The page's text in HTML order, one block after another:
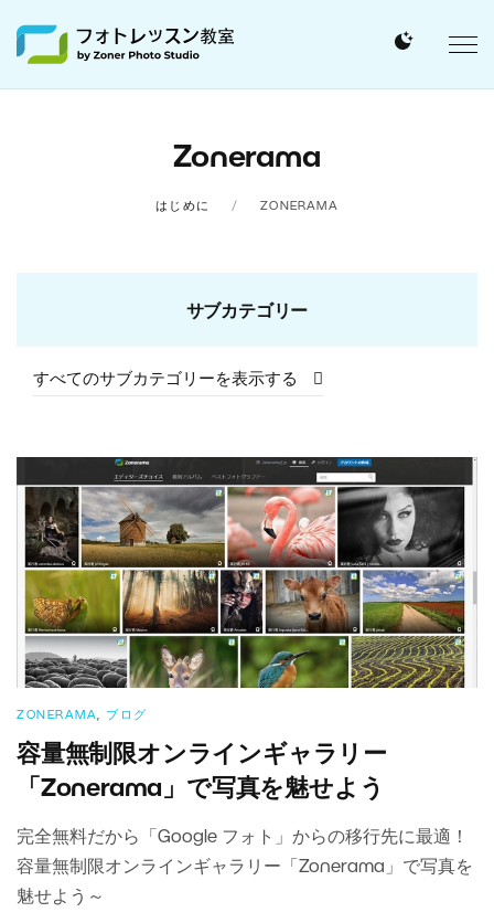
Zonerama
はじめに ZONERAMA
サブカテゴリー
すべてのサブカテゴリーを表示する
ZONERAMA, ブログ
容量無制限オンラインギャラリー
「Zonerama」で写真を魅せよう
完全無料だから「Google フォト」からの移行先に最適！
容量無制限オンラインギャラリー「Zonerama」で写真を
魅せよう～